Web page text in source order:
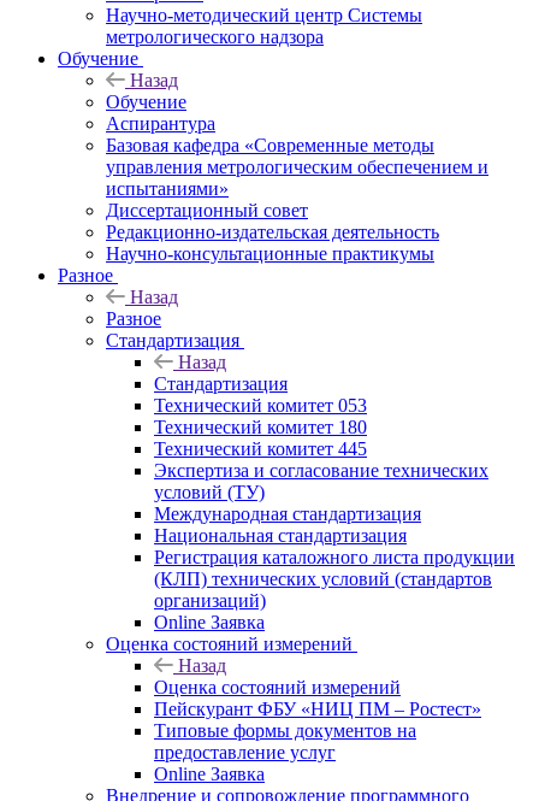
Научно-методический центр Системы
метрологического надзора
Обучение
Назад
Обучение
Аспирантура
Базовая кафедра «Современные методы
управления метрологическим обеспечением и
испытаниями»
Диссертационный совет
Редакционно-издательская деятельность
Научно-консультационные практикумы
Разное
Назад
Разное
Стандартизация
Назад
Стандартизация
Технический комитет 053
Технический комитет 180
Технический комитет 445
Экспертиза и согласование технических
условий (ТУ)
Международная стандартизация
Национальная стандартизация
Регистрация каталожного листа продукции
(КЛП) технических условий (стандартов
организаций)
Online Заявка
Оценка состояний измерений
Назад
Оценка состояний измерений
Пейскурант ФБУ «НИЦ ПМ – Ростест»
Типовые формы документов на
предоставление услуг
Online Заявка
Внедрение и сопровождение программного